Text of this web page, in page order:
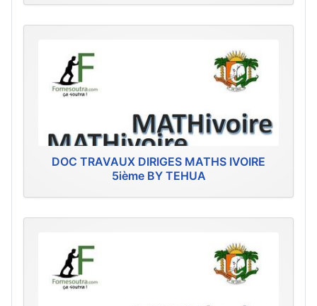
DOC TRAVAUX DIRIGES MATHS IVOIRE
5ième BY TEHUA